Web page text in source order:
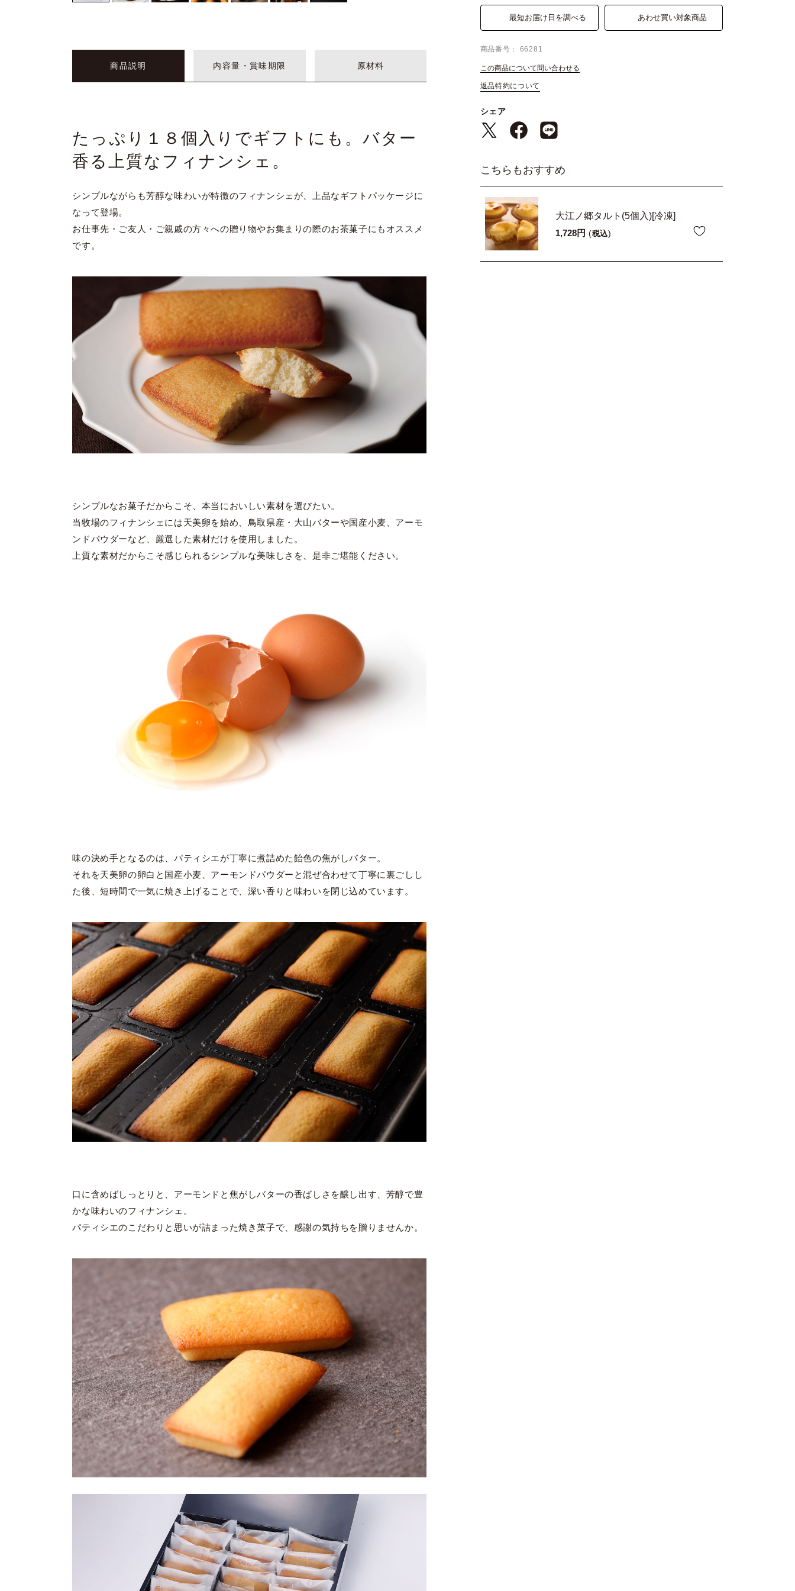
最短お届け日を調べる あわせ買い対象商品
商品番号 66281
この商品について問い合わせる
返品特約について
シェア
こちらもおすすめ
大江ノ郷タルト(5個入)[冷凍]
1,728
税込
商品説明 内容量・賞味期限 原材料
たっぷり１８個入りでギフトにも。バター
香る上質なフィナンシェ。
シンプルながらも芳醇な味わいが特徴のフィナンシェが、上品なギフトパッケージに
なって登場。
お仕事先・ご友人・ご親戚の方々への贈り物やお集まりの際のお茶菓子にもオススメ
です。
シンプルなお菓子だからこそ、本当においしい素材を選びたい。
当牧場のフィナンシェには天美卵を始め、鳥取県産・大山バターや国産小麦、アーモ
ンドパウダーなど、厳選した素材だけを使用しました。
上質な素材だからこそ感じられるシンプルな美味しさを、是非ご堪能ください。
味の決め手となるのは、パティシエが丁寧に煮詰めた飴色の焦がしバター。
それを天美卵の卵白と国産小麦、アーモンドパウダーと混ぜ合わせて丁寧に裏ごしし
た後、短時間で一気に焼き上げることで、深い香りと味わいを閉じ込めています。
口に含めばしっとりと、アーモンドと焦がしバターの香ばしさを醸し出す、芳醇で豊
かな味わいのフィナンシェ。
パティシエのこだわりと思いが詰まった焼き菓子で、感謝の気持ちを贈りませんか。